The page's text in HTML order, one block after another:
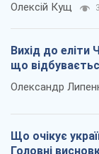
Олексій Кущ
Вихід до
що
Олександр
Що очікує
Головні